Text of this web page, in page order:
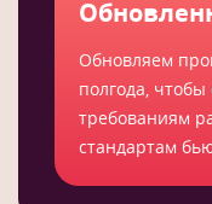
Обновляем
полгода, чтобы
требованиям
стандартам